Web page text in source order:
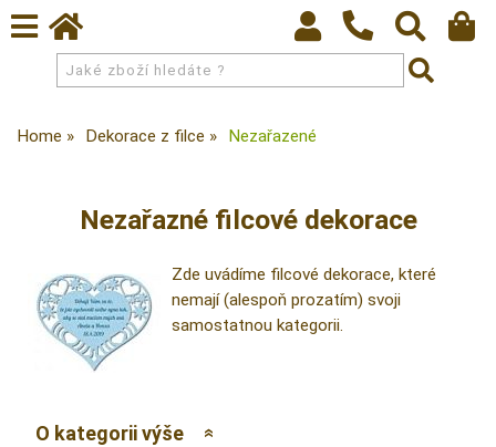
Home Dekorace z filce Nezařazené
Nezařazné filcové dekorace
Zde uvádíme filcové dekorace, které
nemají (alespoň prozatím) svoji
samostatnou kategorii.
O kategorii výše